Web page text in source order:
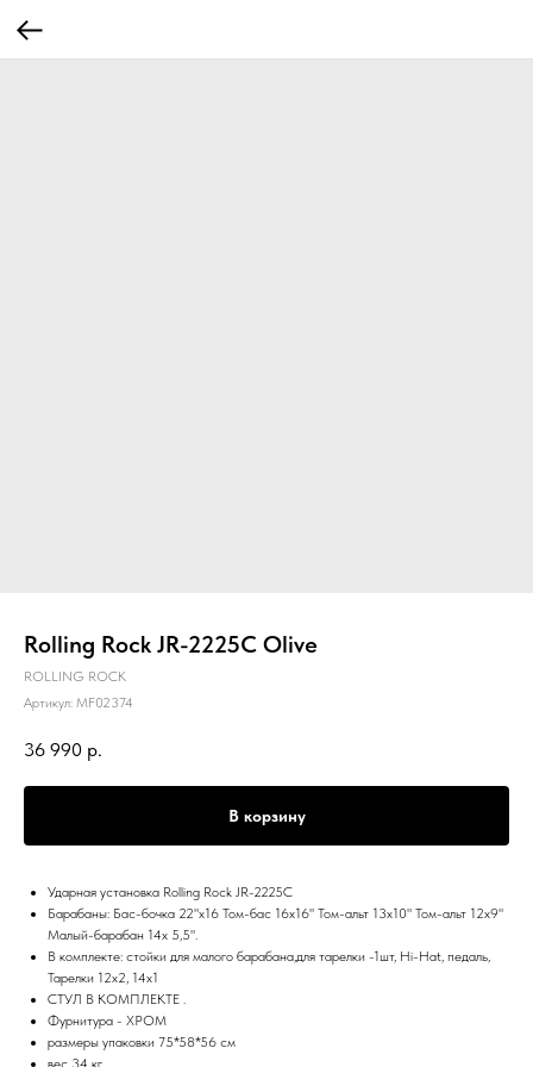
Rolling Rock JR-2225C Olive
ROLLING ROCK
Артикул: MF02374
36 990 р.
В корзину
Ударная установка Rolling Rock JR-2225C
Барабаны: Бас-бочка 22"х16 Том-бас 16x16" Том-альт 13x10" Том-альт 12x9"
Малый-барабан 14x 5,5".
В комплекте: стойки для малого барабана,для тарелки -1шт, Hi-Hat, педаль,
Тарелки 12х2, 14х1
СТУЛ В КОМПЛЕКТЕ .
Фурнитура - ХРОМ
размеры упаковки 75*58*56 см
вес 34 кг